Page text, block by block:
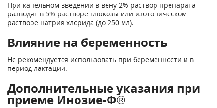
При капельном введении в вену 2% раствор препарата
разводят в 5% растворе глюкозы или изотоническом
растворе натрия хлорида (до 250 мл).
Влияние на беременность
Не рекомендуется использовать при беременности и в
период лактации.
Дополнительные указания при
приеме Инозие-Ф®